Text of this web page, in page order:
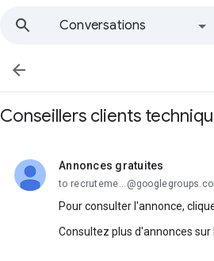
Conversations

Conseillers clients
Annonces gratuites
unread,
to
Pour consulter l'annonce,
Consultez plus d'annonces sur